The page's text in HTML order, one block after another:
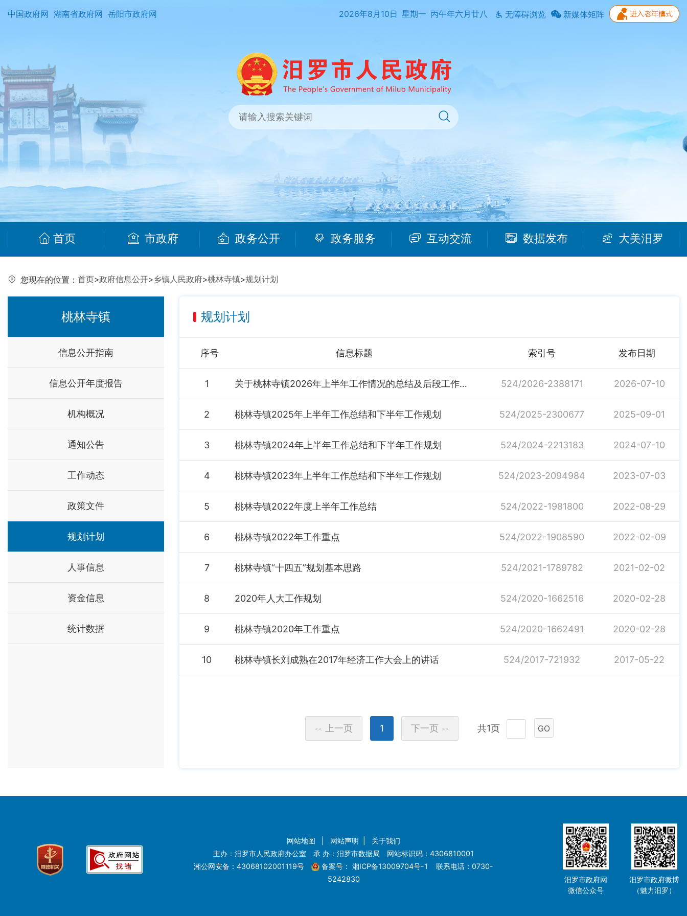
中国政府网 湖南省政府网 岳阳市政府网 2026年8月10日 星期一 丙午年六月廿八 无障碍浏览 新媒体矩阵
首页 市政府 政务公开 政务服务 互动交流 数据发布 大美汨罗
您现在的位置： 首页>政府信息公开>乡镇人民政府>桃林寺镇>规划计划
桃林寺镇
信息公开指南
信息公开年度报告
机构概况
通知公告
工作动态
政策文件
规划计划
人事信息
资金信息
统计数据
规划计划
序号 信息标题 索引号 发布日期
1 关于桃林寺镇2026年上半年工作情况的总结及后段工作打算 524/2026-2388171 2026-07-10
2 桃林寺镇2025年上半年工作总结和下半年工作规划 524/2025-2300677 2025-09-01
3 桃林寺镇2024年上半年工作总结和下半年工作规划 524/2024-2213183 2024-07-10
4 桃林寺镇2023年上半年工作总结和下半年工作规划 524/2023-2094984 2023-07-03
5 桃林寺镇2022年度上半年工作总结 524/2022-1981800 2022-08-29
6 桃林寺镇2022年工作重点 524/2022-1908590 2022-02-09
7 桃林寺镇“十四五”规划基本思路 524/2021-1789782 2021-02-02
8 2020年人大工作规划 524/2020-1662516 2020-02-28
9 桃林寺镇2020年工作重点 524/2020-1662491 2020-02-28
10 桃林寺镇长刘成熟在2017年经济工作大会上的讲话 524/2017-721932 2017-05-22
<< 上一页 1 下一页 >> 共1页 GO
网站地图 网站声明
关于我们
主办：汨罗市人民政府办公室 承 办：汨罗市数据局 网站标识码：4306810001
湘公网安备：43068102001119号
备案号： 湘ICP备13009704号-1
联系电话：0730-
5242830
汨罗市政府网
微信公众号
汨罗市政府微博
（魅力汨罗）